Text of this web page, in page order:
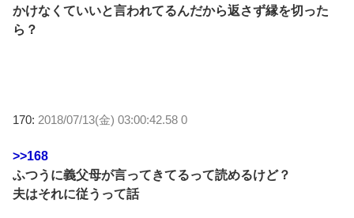
かけなくていいと言われてるんだから返さず縁を切った
ら？
170: 2018/07/13(金) 03:00:42.58 0
>>168
ふつうに義父母が言ってきてるって読めるけど？
夫はそれに従うって話